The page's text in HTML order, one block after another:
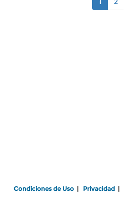
Condiciones de Uso Privacidad